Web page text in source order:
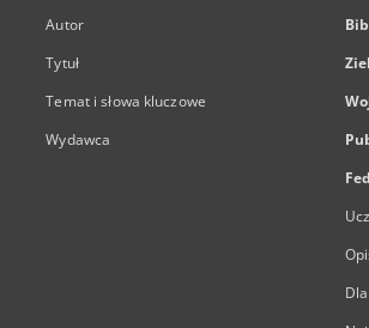
Autor
Tytuł
Temat i słowa kluczowe
Wydawca